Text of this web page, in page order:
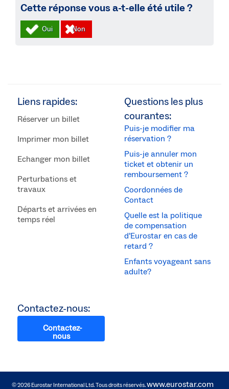
Cette réponse vous a-t-elle été utile ?
Liens rapides:
Réserver un billet
Imprimer mon billet
Echanger mon billet
Perturbations et
travaux
Départs et arrivées en
temps réel
Questions les plus
courantes:
Puis-je modifier ma
réservation ?
Puis-je annuler mon
ticket et obtenir un
remboursement ?
Coordonnées de
Contact
Quelle est la politique
de compensation
d’Eurostar en cas de
retard ?
Enfants voyageant sans
adulte?
Contactez-nous:
Contactez-
nous
© 2026 Eurostar International Ltd. Tous droits réservés.www.eurostar.com